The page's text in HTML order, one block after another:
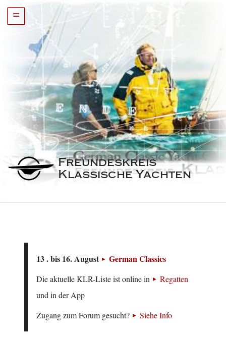
=
Freundeskreis
Klassische Yachten
13 . bis 16. August German Classics
Die aktuelle KLR-Liste ist online in
Regatten
und in der App
Zugang zum Forum gesucht?
Siehe Info